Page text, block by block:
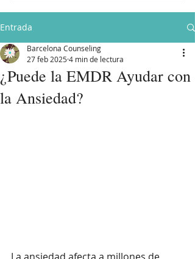
Entrada
¿Puede la EMDR Ayudar con
la Ansiedad?
Barcelona Counseling
27 feb 20254 min de lectura